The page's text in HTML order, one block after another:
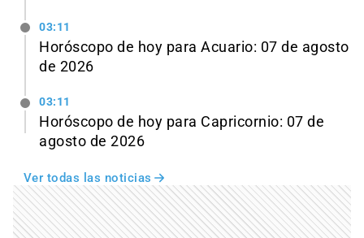
03:11
Horóscopo de hoy para Acuario: 07 de agosto
de 2026
03:11
Horóscopo de hoy para Capricornio: 07 de
agosto de 2026
Ver todas las noticias